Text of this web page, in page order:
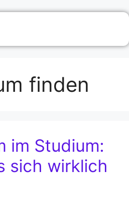
finden
im Studium:
sich wirklich